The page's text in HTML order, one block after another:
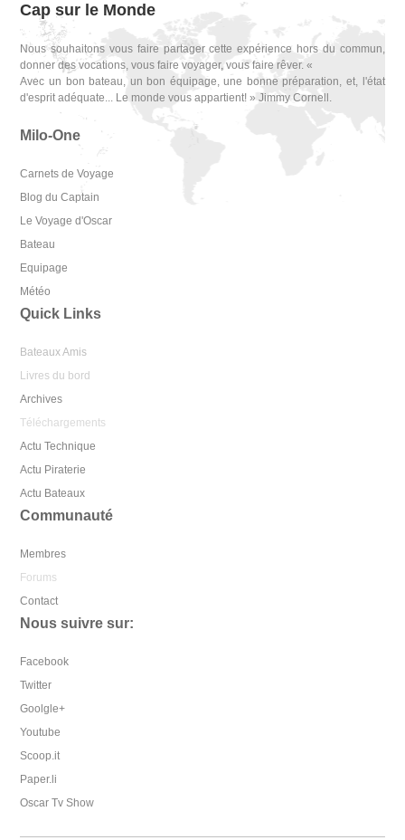
Cap sur le Monde
Nous souhaitons vous faire partager cette expérience hors du commun,
donner des vocations, vous faire voyager, vous faire rêver. «
Avec un bon bateau, un bon équipage, une bonne préparation, et, l'état
d'esprit adéquate... Le monde vous appartient! » Jimmy Cornell.
Milo-One
Carnets de Voyage
Blog du Captain
Le Voyage d'Oscar
Bateau
Equipage
Météo
Quick Links
Bateaux Amis
Livres du bord
Archives
Téléchargements
Actu Technique
Actu Piraterie
Actu Bateaux
Communauté
Membres
Forums
Contact
Nous suivre sur:
Facebook
Twitter
Goolgle+
Youtube
Scoop.it
Paper.li
Oscar Tv Show